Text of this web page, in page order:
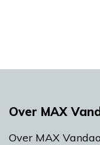
Over MAX
Over MAX